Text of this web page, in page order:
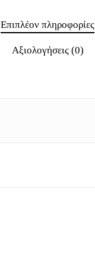
Επιπλέον πληροφορίες
Αξιολογήσεις (0)